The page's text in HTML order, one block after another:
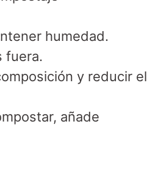
humedad.
fuera.
y reducir el
añade